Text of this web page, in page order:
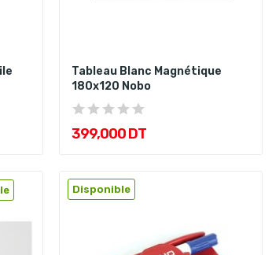
Tableau Blanc Magnétique
180x120 Nobo
399,000 DT
Disponible